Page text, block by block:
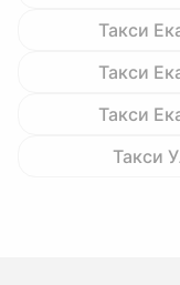
Такси
Такси
Такси
Такси